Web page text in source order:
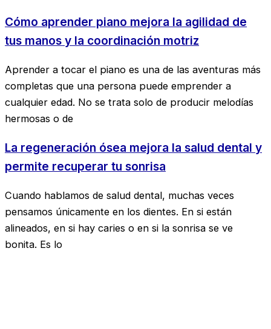
Cómo aprender piano mejora la agilidad de
tus manos y la coordinación motriz
Aprender a tocar el piano es una de las aventuras más
completas que una persona puede emprender a
cualquier edad. No se trata solo de producir melodías
hermosas o de
La regeneración ósea mejora la salud dental y
permite recuperar tu sonrisa
Cuando hablamos de salud dental, muchas veces
pensamos únicamente en los dientes. En si están
alineados, en si hay caries o en si la sonrisa se ve
bonita. Es lo